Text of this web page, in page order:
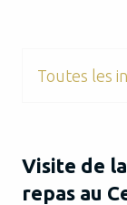
Toutes les
Visite de
repas au